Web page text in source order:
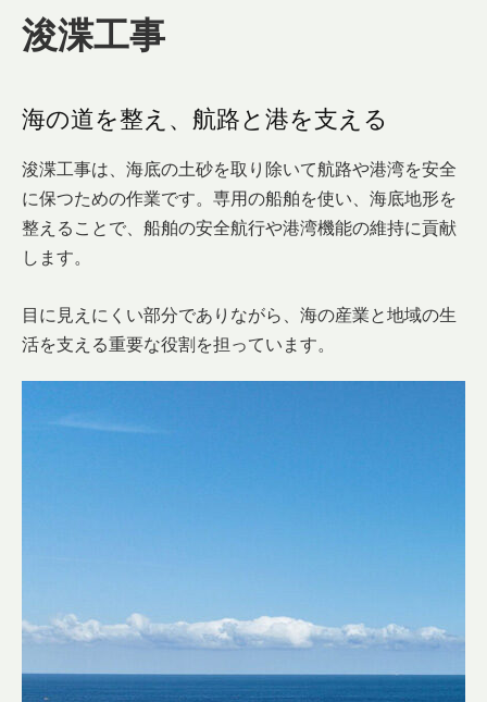
浚渫工事
海の道を整え、航路と港を支える
浚渫工事は、海底の土砂を取り除いて航路や港湾を安全
に保つための作業です。専用の船舶を使い、海底地形を
整えることで、船舶の安全航行や港湾機能の維持に貢献
します。
目に見えにくい部分でありながら、海の産業と地域の生
活を支える重要な役割を担っています。